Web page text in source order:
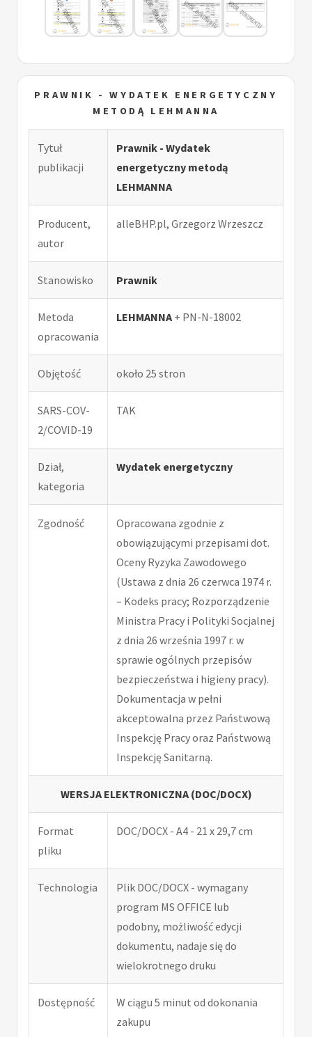
PRAWNIK - WYDATEK ENERGETYCZNY
METODĄ LEHMANNA
Tytuł
publikacji
Prawnik - Wydatek
energetyczny metodą
LEHMANNA
Producent,
autor
alleBHP.pl, Grzegorz Wrzeszcz
Stanowisko Prawnik
Metoda
opracowania
LEHMANNA + PN-N-18002
Objętość około 25 stron
SARS-COV-
2/COVID-19
TAK
Dział,
kategoria
Wydatek energetyczny
Zgodność
Opracowana zgodnie z
obowiązującymi przepisami dot.
Oceny Ryzyka Zawodowego
(Ustawa z dnia 26 czerwca 1974 r.
– Kodeks pracy; Rozporządzenie
Ministra Pracy i Polityki Socjalnej
z dnia 26 września 1997 r. w
sprawie ogólnych przepisów
bezpieczeństwa i higieny pracy).
Dokumentacja w pełni
akceptowalna przez Państwową
Inspekcję Pracy oraz Państwową
Inspekcję Sanitarną.
WERSJA ELEKTRONICZNA (DOC/DOCX)
Format
pliku
DOC/DOCX - A4 - 21 x 29,7 cm
Technologia
Plik DOC/DOCX - wymagany
program MS OFFICE lub
podobny, możliwość edycji
dokumentu, nadaje się do
wielokrotnego druku
Dostępność
W ciągu 5 minut od dokonania
zakupu